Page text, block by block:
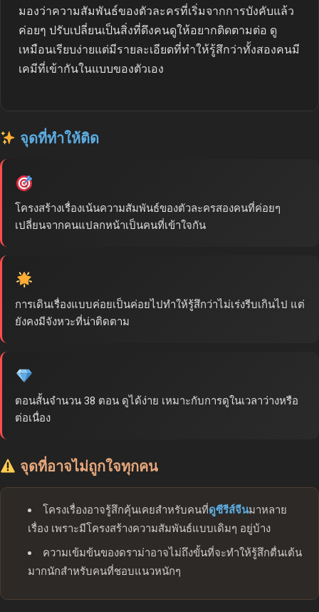
มองว่าความสัมพันธ์ของตัวละครที่เริ่มจากการบังคับแล้ว
ค่อยๆ ปรับเปลี่ยนเป็นสิ่งที่ดึงคนดูให้อยากติดตามต่อ ดู
เหมือนเรียบง่ายแต่มีรายละเอียดที่ทำให้รู้สึกว่าทั้งสองคนมี
เคมีที่เข้ากันในแบบของตัวเอง
จุดที่ทำให้ติด
โครงสร้างเรื่องเน้นความสัมพันธ์ของตัวละครสองคนที่ค่อยๆ
เปลี่ยนจากคนแปลกหน้าเป็นคนที่เข้าใจกัน
การเดินเรื่องแบบค่อยเป็นค่อยไปทำให้รู้สึกว่าไม่เร่งรีบเกินไป แต่
ยังคงมีจังหวะที่น่าติดตาม
ตอนสั้นจำนวน 38 ตอน ดูได้ง่าย เหมาะกับการดูในเวลาว่างหรือ
ต่อเนื่อง
จุดที่อาจไม่ถูกใจทุกคน
โครงเรื่องอาจรู้สึกคุ้นเคยสำหรับคนที่ดูซีรีส์จีนมาหลาย
เรื่อง เพราะมีโครงสร้างความสัมพันธ์แบบเดิมๆ อยู่บ้าง
ความเข้มข้นของดราม่าอาจไม่ถึงขั้นที่จะทำให้รู้สึกตื่นเต้น
มากนักสำหรับคนที่ชอบแนวหนักๆ